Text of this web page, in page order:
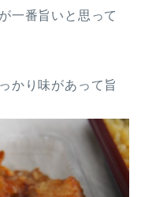
一番旨いと思って
かり味があって旨